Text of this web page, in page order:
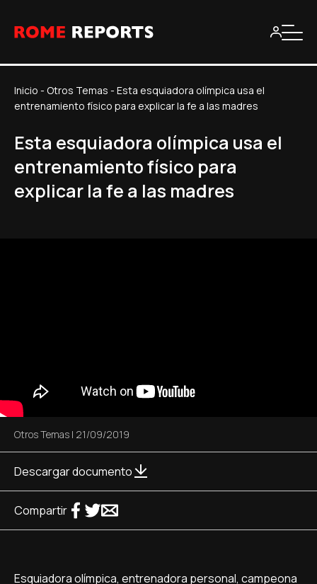
Inicio - Otros Temas - Esta esquiadora olímpica usa el
entrenamiento físico para explicar la fe a las madres
Esta esquiadora olímpica usa el
entrenamiento físico para
explicar la fe a las madres
Otros Temas | 21/09/2019
Descargar documento
Compartir
Esquiadora olímpica, entrenadora personal, campeona